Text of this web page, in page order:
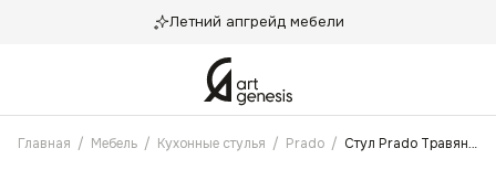
Летний апгрейд мебели
Главная / Мебель / Кухонные стулья / Prado / Стул Prado Травяной Антикоготь